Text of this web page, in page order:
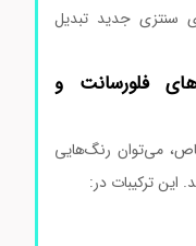
جدید تبدیل
فلورسانت و
می‌توان رنگ‌هایی
ترکیبات در: